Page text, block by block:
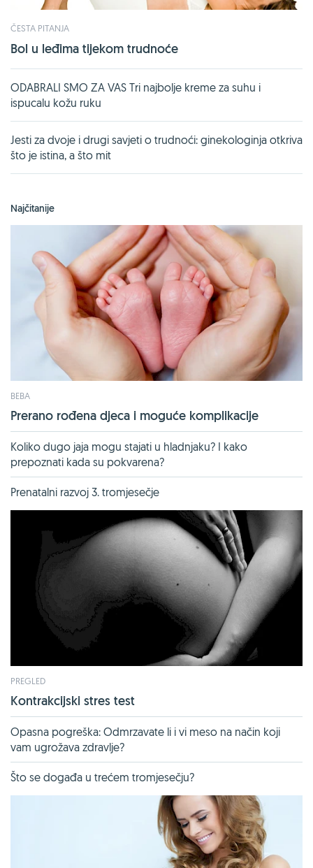
ČESTA PITANJA
Bol u leđima tijekom trudnoće
ODABRALI SMO ZA VAS Tri najbolje kreme za suhu i
ispucalu kožu ruku
Jesti za dvoje i drugi savjeti o trudnoći: ginekologinja otkriva
što je istina, a što mit
Najčitanije
BEBA
Prerano rođena djeca i moguće komplikacije
Koliko dugo jaja mogu stajati u hladnjaku? I kako
prepoznati kada su pokvarena?
Prenatalni razvoj 3. tromjesečje
PREGLED
Kontrakcijski stres test
Opasna pogreška: Odmrzavate li i vi meso na način koji
vam ugrožava zdravlje?
Što se događa u trećem tromjesečju?